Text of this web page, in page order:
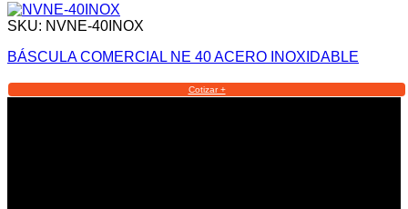
SKU: NVNE-40INOX
BÁSCULA COMERCIAL NE 40 ACERO INOXIDABLE
Cotizar +